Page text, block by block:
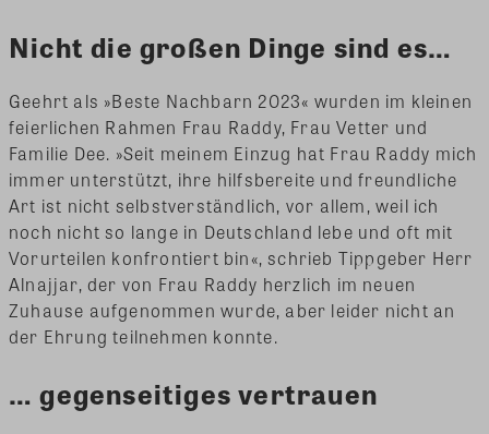
Nicht die großen Dinge sind es…
Geehrt als »Beste Nachbarn 2023« wurden im kleinen
feierlichen Rahmen Frau Raddy, Frau Vetter und
Familie Dee. »Seit meinem Einzug hat Frau Raddy mich
immer unterstützt, ihre hilfsbereite und freundliche
Art ist nicht selbstverständlich, vor allem, weil ich
noch nicht so lange in Deutschland lebe und oft mit
Vorurteilen konfrontiert bin«, schrieb Tippgeber Herr
Alnajjar, der von Frau Raddy herzlich im neuen
Zuhause aufgenommen wurde, aber leider nicht an
der Ehrung teilnehmen konnte.
… gegenseitiges vertrauen